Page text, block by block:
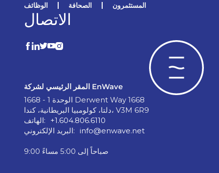
الوظائف الصحافة المستثمرون
الاتصال
المقر الرئيسي لشركة EnWave
الوحدة 1 - 1668 Derwent Way 1668
دلتا، كولومبيا البريطانية، كندا، V3M 6R9
الهاتف:
+1.604.806.6110
البريد الإلكتروني: info@enwave.net
9:00 صباحاً إلى 5:00 مساءً